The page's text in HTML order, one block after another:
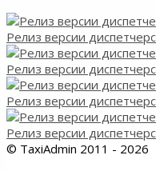
Релиз версии
Релиз версии
Релиз версии
Релиз версии
© TaxiAdmin 2011 - 2026